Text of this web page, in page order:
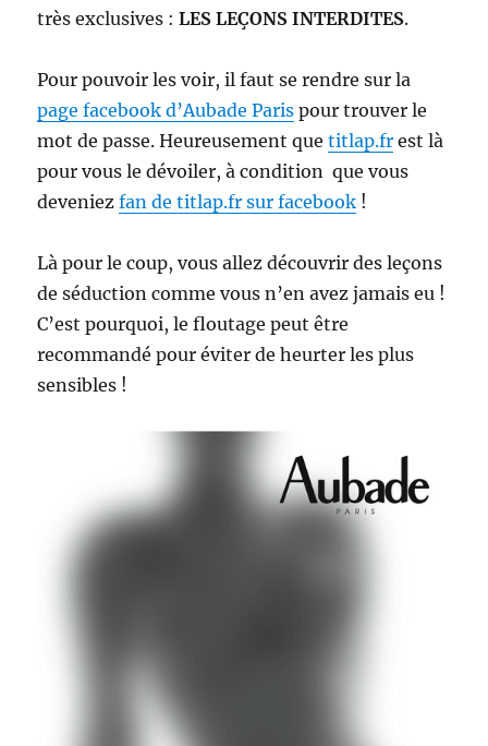
très exclusives :LES LEÇONS INTERDITES.
Pour pouvoir les voir, il faut se rendre sur la
page facebook d’Aubade Paris pour trouver le
mot de passe. Heureusement quetitlap.fr est là
pour vous le dévoiler, à condition que vous
deveniezfan de titlap.fr sur facebook !
Là pour le coup, vous allez découvrir des leçons
de séduction comme vous n’en avez jamais eu !
C’est pourquoi, le floutage peut être
recommandé pour éviter de heurter les plus
sensibles !